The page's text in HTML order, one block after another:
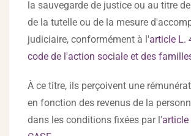
la sauvegarde de justice ou au titre
de la tutelle ou de la mesure
judiciaire, conformément à l'article L.
code de l'action sociale et des
À ce titre, ils perçoivent une
en fonction des revenus de la
dans les conditions fixées par l'article